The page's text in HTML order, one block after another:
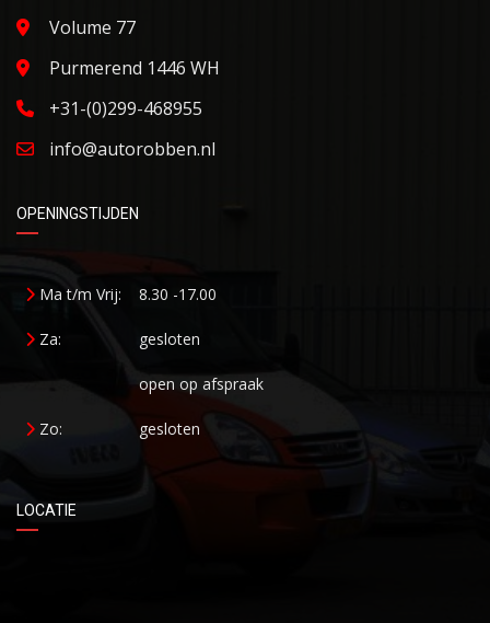
Volume 77
Purmerend 1446 WH
+31-(0)299-468955
info@autorobben.nl
OPENINGSTIJDEN
Ma t/m Vrij: 8.30 -17.00
Za: gesloten
open op afspraak
Zo: gesloten
LOCATIE